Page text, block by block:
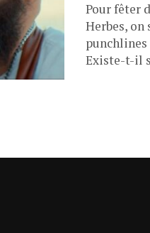
Pour fêter
Herbes,
punchlines
Existe-t-il